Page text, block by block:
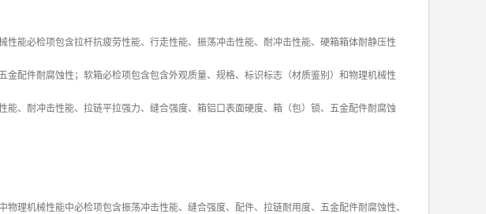
能必检项包含拉杆抗疲劳性能、行走性能、振荡冲击性能、耐冲击性能、硬箱箱体耐静压性
配件耐腐蚀性；软箱必检项包含包含外观质量、规格、标识标志（材质鉴别）和物理机械性
、耐冲击性能、拉链平拉强力、缝合强度、箱铝口表面硬度、箱（包）锁、五金配件耐腐蚀
理机械性能中必检项包含振荡冲击性能、缝合强度、配件、拉链耐用度、五金配件耐腐蚀性、